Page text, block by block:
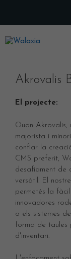
Akrovalis
El projecte:
Quan Akrovalis,
majorista i
confiar la
CMS preferit,
desafiament de
versàtil. El
permetés la
innovadores
o els sistemes
forma de taules
d'inventari.